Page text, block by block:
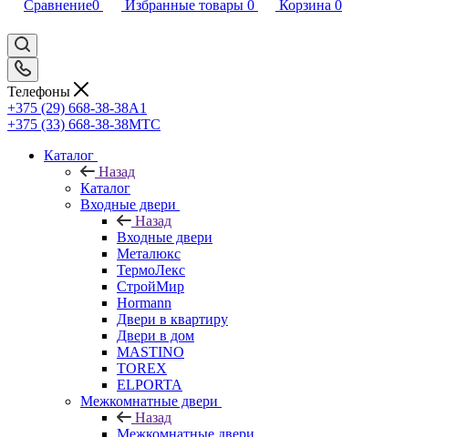
Сравнение0 Избранные товары 0 Корзина 0
Телефоны
+375 (29) 668-38-38A1
+375 (33) 668-38-38МТС
Каталог
Назад
Каталог
Входные двери
Назад
Входные двери
Металюкс
ТермоЛекс
СтройМир
Hormann
Двери в квартиру
Двери в дом
MASTINO
TOREX
ELPORTA
Межкомнатные двери
Назад
Межкомнатные двери